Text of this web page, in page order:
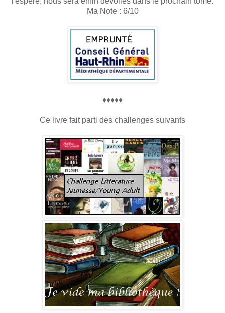
Ma Note : 6/10
♦♦♦♦♦
Ce livre fait parti des challenges suivants